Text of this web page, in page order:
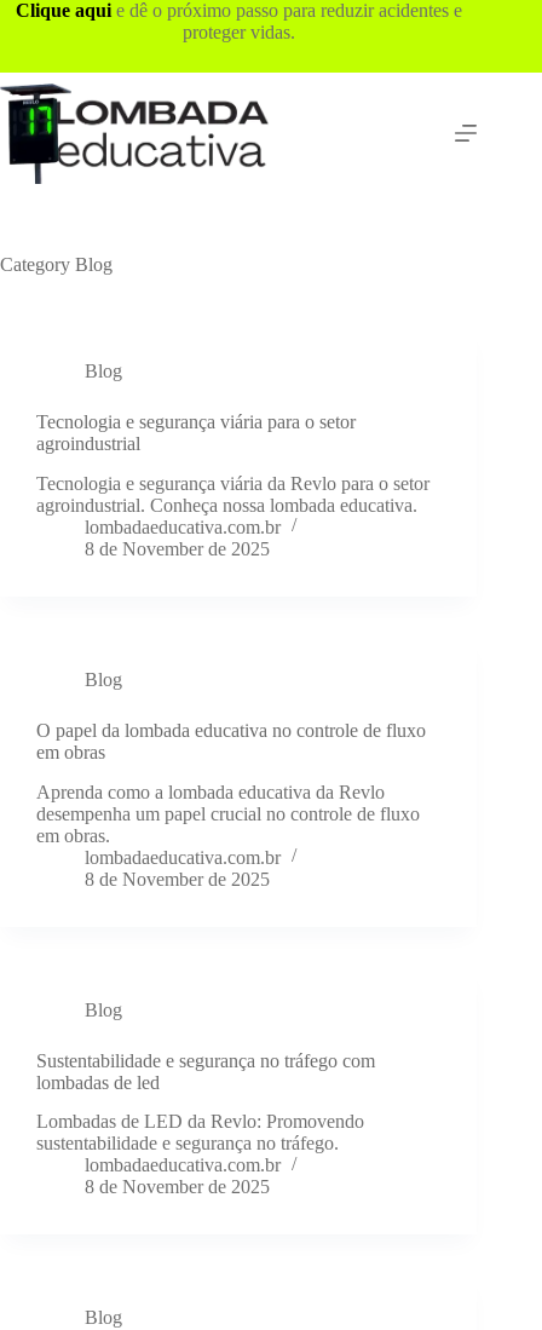
SkipClique aquie dê o próximo passo para reduzir acidentes e
proteger vidas.
Category Blog
Blog
Tecnologia e segurança viária para o setor
agroindustrial
Tecnologia e segurança viária da Revlo para o setor
agroindustrial. Conheça nossa lombada educativa.
lombadaeducativa.com.br
8 de November de 2025
Blog
O papel da lombada educativa no controle de fluxo
em obras
Aprenda como a lombada educativa da Revlo
desempenha um papel crucial no controle de fluxo
em obras.
lombadaeducativa.com.br
8 de November de 2025
Blog
Sustentabilidade e segurança no tráfego com
lombadas de led
Lombadas de LED da Revlo: Promovendo
sustentabilidade e segurança no tráfego.
lombadaeducativa.com.br
8 de November de 2025
Blog